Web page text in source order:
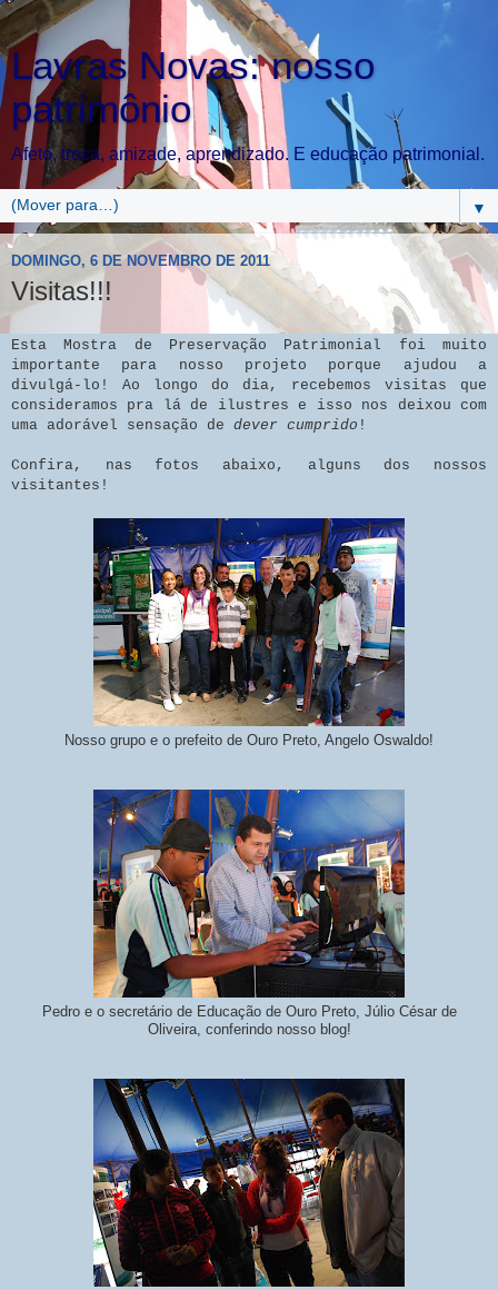
Lavras Novas: nosso
patrimônio
Afeto, troca, amizade, aprendizado. E educação patrimonial.
▼
DOMINGO, 6 DE NOVEMBRO DE 2011
Visitas!!!
Esta Mostra de Preservação Patrimonial foi muito
importante para nosso projeto porque ajudou a
divulgá-lo! Ao longo do dia, recebemos visitas que
consideramos pra lá de ilustres e isso nos deixou com
uma adorável sensação de dever cumprido !
Confira, nas fotos abaixo, alguns dos nossos
visitantes!
Nosso grupo e o prefeito de Ouro Preto, Angelo Oswaldo!
Pedro e o secretário de Educação de Ouro Preto, Júlio César de
Oliveira, conferindo nosso blog!